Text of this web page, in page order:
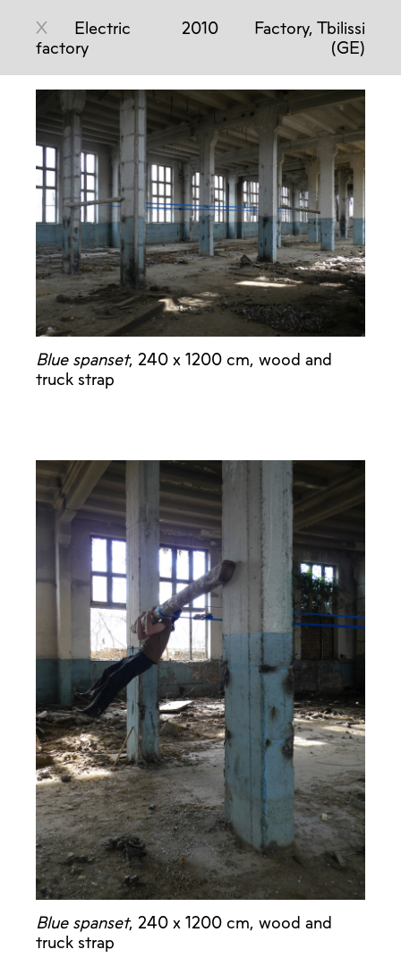
X
Electric
factory
2010
Factory, Tbilissi
(GE)
Blue spanset, 240 x 1200 cm, wood and
truck strap
Blue spanset, 240 x 1200 cm, wood and
truck strap